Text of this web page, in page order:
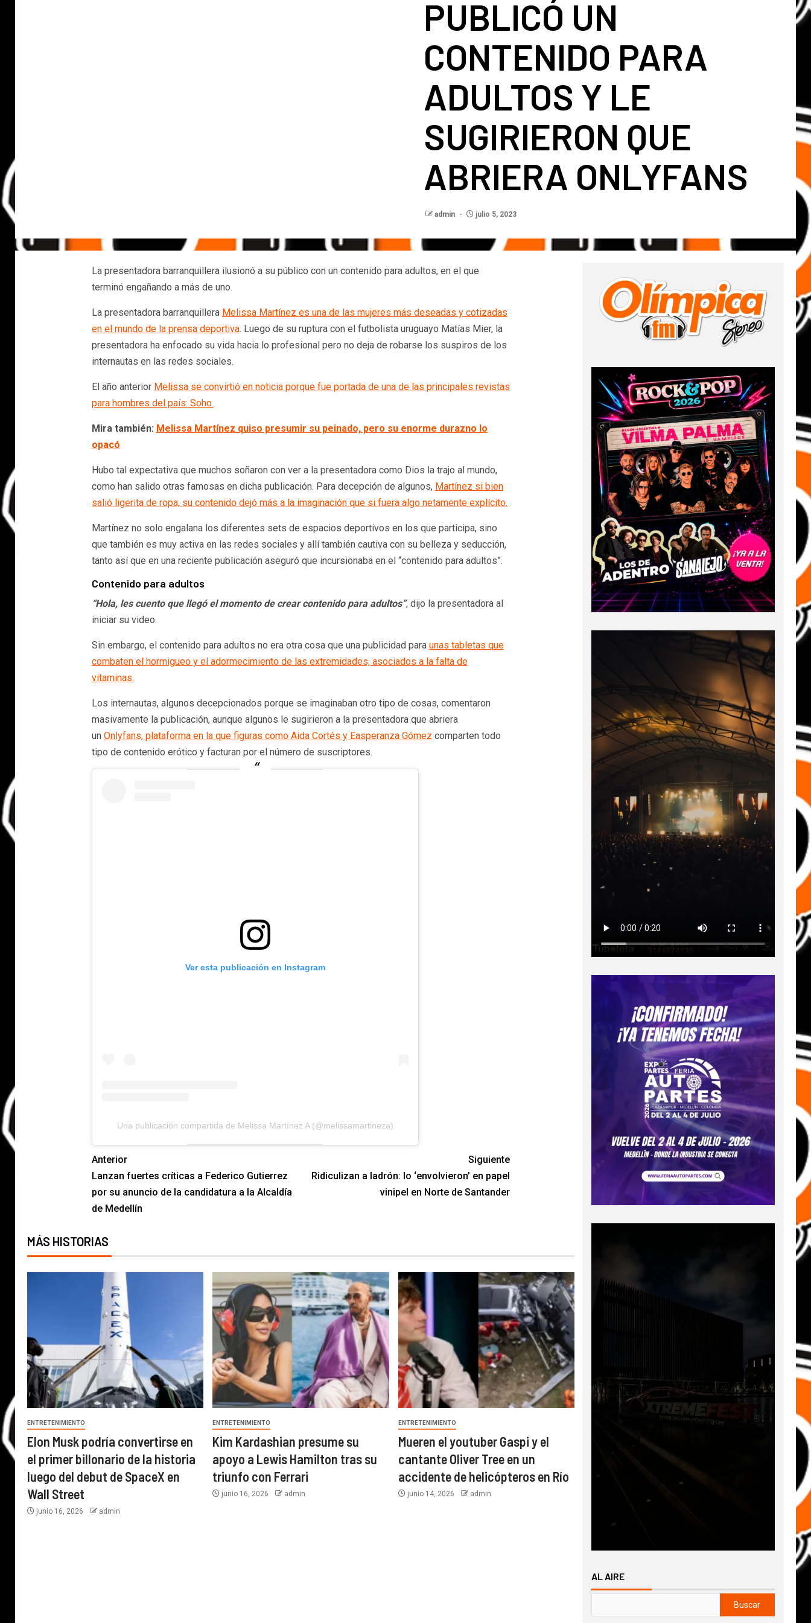
PUBLICÓ UN
CONTENIDO PARA
ADULTOS Y LE
SUGIRIERON QUE
ABRIERA ONLYFANS
admin julio 5, 2023
La presentadora barranquillera ilusionó a su público con un contenido para adultos, en el que
terminó engañando a más de uno.
La presentadora barranquillera Melissa Martínez es una de las mujeres más deseadas y cotizadas
en el mundo de la prensa deportiva. Luego de su ruptura con el futbolista uruguayo Matías Mier, la
presentadora ha enfocado su vida hacia lo profesional pero no deja de robarse los suspiros de los
internautas en las redes sociales.
El año anterior Melissa se convirtió en noticia porque fue portada de una de las principales revistas
para hombres del país: Soho.
Mira también: Melissa Martínez qu iso presumir su peinado, pero su enorme durazno lo
opacó
Hubo tal expectativa que muchos soñaron con ver a la presentadora como Dios la trajo al mundo,
como han salido otras famosas en dicha publicación. Para decepción de algunos, Martínez si bien
salió ligerita de ropa, su contenido dejó más a la imaginación que si fuera algo netamente explícito.
Martínez no solo engalana los diferentes sets de espacios deportivos en los que participa, sino
que también es muy activa en las redes sociales y allí también cautiva con su belleza y seducción,
tanto así que en una reciente publicación aseguró que incursionaba en el “contenido para adultos”.
Contenido para adultos
“Hola, les cuento que llegó el momento de crear contenido para adultos”, dijo la presentadora al
iniciar su video.
Sin embargo, el contenido para adultos no era otra cosa que una publicidad para unas tabletas que
combaten el hormigueo y el adormecimiento de las extremidades, asociados a la falta de
vitaminas.
Los internautas, algunos decepcionados porque se imaginaban otro tipo de cosas, comentaron
masivamente la publicación, aunque algunos le sugirieron a la presentadora que abriera
un Onlyfans, plataforma en la que figuras como Aida Cortés y Easperanza Gómez comparten todo
tipo de contenido erótico y facturan por el número de suscriptores.
Ver esta publicación en Instagram
Una publicación compartida de Melissa Martínez A (@melissamartineza)
Anterior
Lanzan fuertes críticas a Federico Gutierrez
por su anuncio de la candidatura a la Alcaldía
de Medellín
Siguiente
Ridiculizan a ladrón: lo ‘envolvieron’ en papel
vinipel en Norte de Santander
MÁS HISTORIAS
ENTRETENIMIENTO
Elon Musk podría convertirse en
el primer billonario de la historia
luego del debut de SpaceX en
Wall Street
junio 16, 2026 admin
ENTRETENIMIENTO
Kim Kardashian presume su
apoyo a Lewis Hamilton tras su
triunfo con Ferrari
junio 16, 2026 admin
ENTRETENIMIENTO
Mueren el youtuber Gaspi y el
cantante Oliver Tree en un
accidente de helicópteros en Río
junio 14, 2026 admin
AL AIRE
Buscar